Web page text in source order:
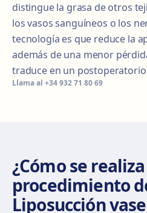
distingue la grasa de otros
los vasos sanguíneos o los
tecnología es que reduce la
además de una menor
traduce en un
Llama al +34 932 71 80 69
¿Cómo se
procedimiento
Liposucción